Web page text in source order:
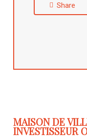
Share
MAISON DE
INVESTISSEUR